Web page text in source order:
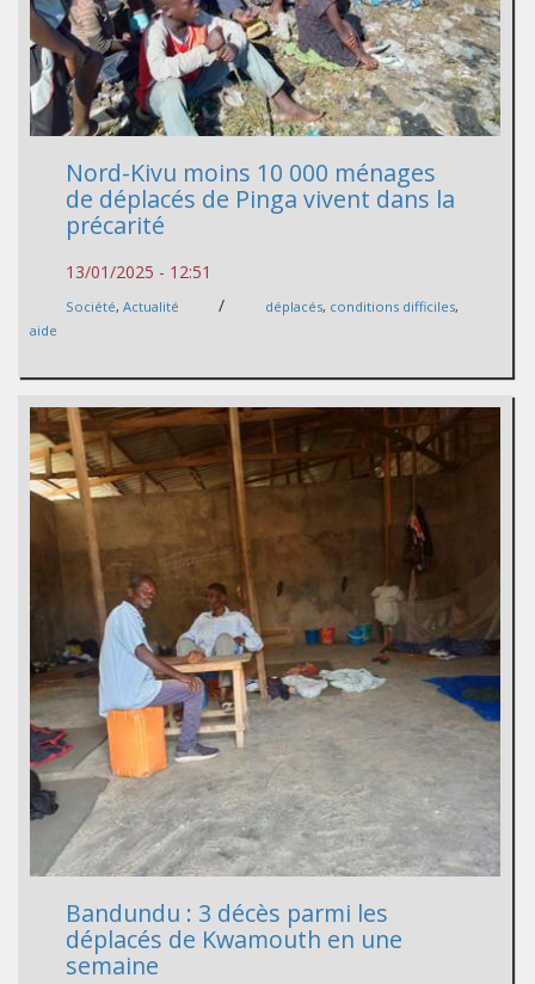
Nord-Kivu moins 10 000 ménages
de déplacés de Pinga vivent dans la
précarité
13/01/2025 - 12:51
Société, Actualité / déplacés, conditions difficiles,
aide
Bandundu : 3 décès parmi les
déplacés de Kwamouth en une
semaine